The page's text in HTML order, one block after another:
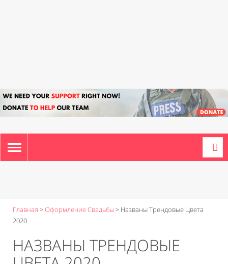
TOGGLE
NAVIGATION
Главная >Оформление Свадьбы> Названы Трендовые Цвета
2020
НАЗВАНЫ ТРЕНДОВЫЕ